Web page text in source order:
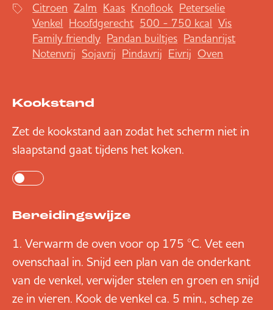
Citroen Zalm Kaas Knoflook Peterselie
Venkel Hoofdgerecht 500 - 750 kcal Vis
Family friendly Pandan builtjes Pandanrijst
Notenvrij Sojavrij Pindavrij Eivrij Oven
Kookstand
Zet de kookstand aan zodat het scherm niet in
slaapstand gaat tijdens het koken.
Bereidingswijze
Verwarm de oven voor op 175 °C. Vet een
ovenschaal in. Snijd een plan van de onderkant
van de venkel, verwijder stelen en groen en snijd
ze in vieren. Kook de venkel ca. 5 min., schep ze